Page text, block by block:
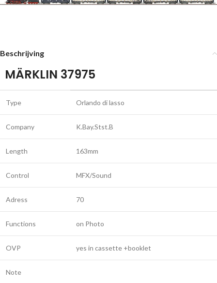
Beschrijving
MÄRKLIN 37975
Type Orlando di lasso
Company K.Bay.Stst.B
Length 163mm
Control MFX/Sound
Adress 70
Functions on Photo
OVP yes in cassette +booklet
Note